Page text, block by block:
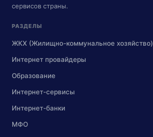
сервисов страны.
РАЗДЕЛЫ
ЖКХ (Жилищно-коммунальное хозяйство)
Интернет провайдеры
Образование
Интернет-сервисы
Интернет-банки
МФО